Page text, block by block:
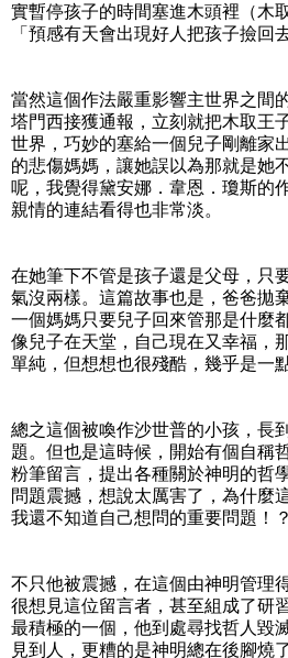
實暫停孩子的時間塞進木頭裡（木
「預感有天會出現好人把孩子撿回
當然這個作法嚴重影響主世界之間
塔門西接獲通報，立刻就把木取王
世界，巧妙的塞給一個兒子剛離家
的悲傷媽媽，讓她誤以為那就是她
呢，我覺得黛安娜．韋恩．瓊斯的
親情的連結看得也非常淡。
在她筆下不管是孩子還是父母，只
氣沒兩樣。這篇故事也是，爸爸拋
一個媽媽只要兒子回來管那是什麼
像兒子在天堂，自己現在又幸福，
單純，但想想也很殘酷，幾乎是一
總之這個被喚作沙世普的小孩，長
題。但也是這時候，開始有個自稱
粉筆留言，提出各種關於神明的哲
問題震撼，想說太厲害了，為什麼
我還不知道自己想問的重要問題！？
不只他被震撼，在這個由神明管理
很想見這位留言者，甚至組成了研
最積極的一個，他到處尋找哲人毀
見到人，更糟的是神明總在後腳燒